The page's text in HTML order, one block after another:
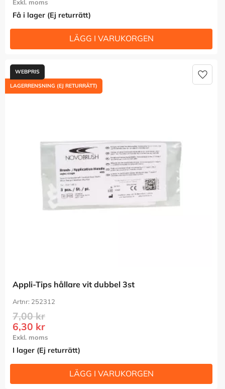
Få i lager (Ej returrätt)
Appli-Tips hållare vit dubbel 3st
252312
6,30 kr
7,00kr
LAGERRENSNING (EJ RETURRÄTT)
Lägg
I lager (Ej returrätt)